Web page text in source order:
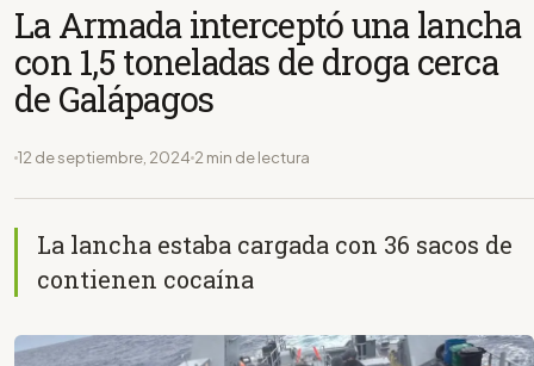
La Armada interceptó una lancha
con 1,5 toneladas de droga cerca
de Galápagos
12 de septiembre, 2024 2 min de lectura
La lancha estaba cargada con 36 sacos de
contienen cocaína